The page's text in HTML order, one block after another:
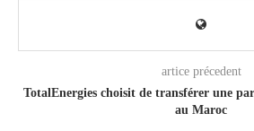
artice précedent
TotalEnergies choisit de transférer une
au Maroc